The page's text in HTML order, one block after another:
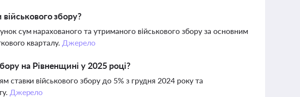
збору?
сум нарахованого та утриманого військового збору за основним
кварталу. Джерело
на Рівненщині у 2025 році?
ставки військового збору до 5% з грудня 2024 року та
Джерело